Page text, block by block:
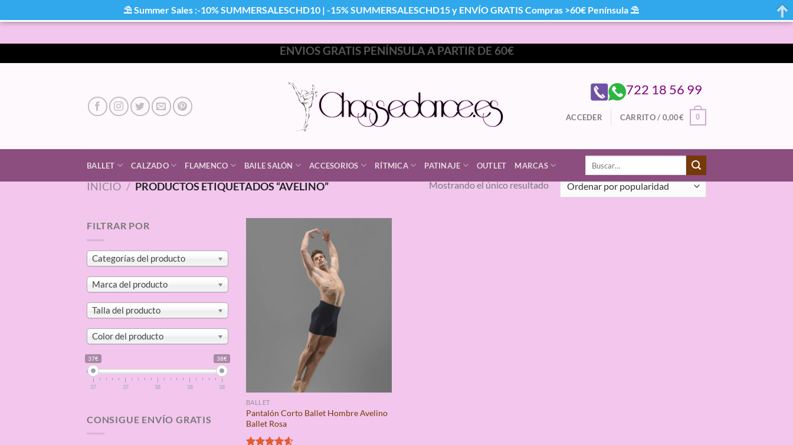
al
ENVIOS GRATIS PENÍNSULA A PARTIR DE 60€
722 18 56 99
ACCEDER CARRITO / 0,00€ 0
BALLET CALZADO FLAMENCO BAILE SALÓN ACCESORIOS RÍTMICA PATINAJE OUTLET MARCAS
Buscar
INICIO / PRODUCTOS ETIQUETADOS “AVELINO” Mostrando el único resultado
FILTRAR POR
Categorías del producto
Marca del producto
Talla del producto
Color del producto
37€ 38€
37 37 38 38 38
CONSIGUE ENVÍO GRATIS
BALLET
Pantalón Corto Ballet Hombre Avelino
Ballet Rosa
⛱ Summer Sales :-10% SUMMERSALESCHD10 | -15% SUMMERSALESCHD15 y ENVÍO GRATIS Compras >60€ Península ⛱